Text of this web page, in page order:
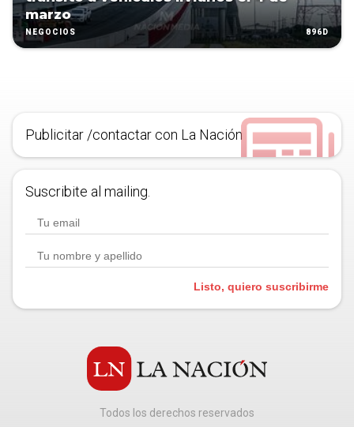
marzo
NEGOCIOS 896D
Publicitar /contactar con La Nación
Suscribite al mailing.
Listo, quiero suscribirme
Todos los derechos reservados